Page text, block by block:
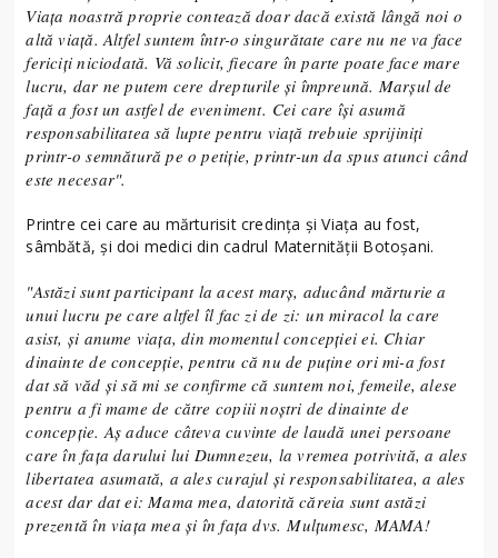
Viața noastră proprie contează doar dacă există lângă noi o
altă viață. Altfel suntem într-o singurătate care nu ne va face
fericiți niciodată. Vă solicit, fiecare în parte poate face mare
lucru, dar ne putem cere drepturile și împreună. Marșul de
față a fost un astfel de eveniment. Cei care își asumă
responsabilitatea să lupte pentru viață trebuie sprijiniți
printr-o semnătură pe o petiție, printr-un da spus atunci când
este necesar".
Printre cei care au mărturisit credința și Viața au fost,
sâmbătă, și doi medici din cadrul Maternității Botoșani.
"Astăzi sunt participant la acest marș, aducând mărturie a
unui lucru pe care altfel îl fac zi de zi: un miracol la care
asist, și anume viața, din momentul concepției ei. Chiar
dinainte de concepție, pentru că nu de puține ori mi-a fost
dat să văd și să mi se confirme că suntem noi, femeile, alese
pentru a fi mame de către copiii noștri de dinainte de
concepție. Aș aduce câteva cuvinte de laudă unei persoane
care în fața darului lui Dumnezeu, la vremea potrivită, a ales
libertatea asumată, a ales curajul și responsabilitatea, a ales
acest dar dat ei: Mama mea, datorită căreia sunt astăzi
prezentă în viața mea și în fața dvs. Mulțumesc, MAMA!